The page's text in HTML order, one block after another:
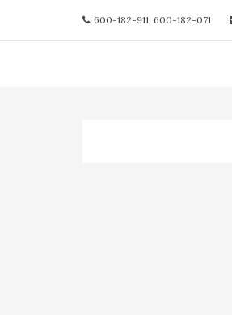
600-182-911, 600-182-071